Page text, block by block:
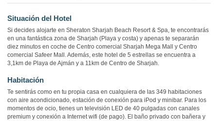
Situación del Hotel
Si decides alojarte en Sheraton Sharjah Beach Resort & Spa, te encontrarás
en una fantástica zona de Sharjah (Playa y costa) y apenas te separarán
diez minutos en coche de Centro comercial Sharjah Mega Mall y Centro
comercial Safeer Mall. Además, este hotel de 5 estrellas se encuentra a
3,1km de Playa de Ajmán y a 11km de Centro de Sharjah.
Habitación
Te sentirás como en tu propia casa en cualquiera de las 349 habitaciones
con aire acondicionado, estación de conexión para iPod y minibar. Para los
momentos de ocio, tienes un televisión LED de 40 pulgadas con canales
premium y conexión a Internet wifi (de pago). El baño privado con bañera y